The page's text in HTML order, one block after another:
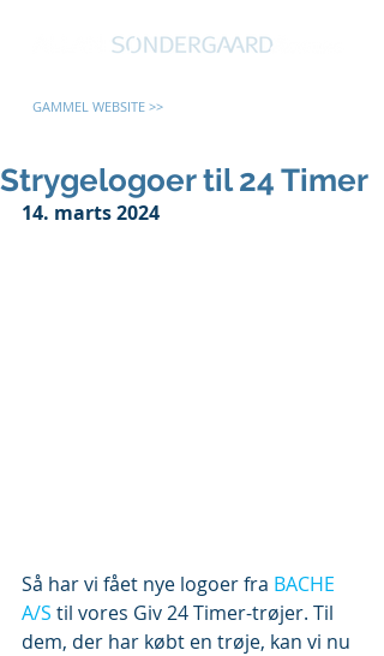
GAMMEL WEBSITE >>
Strygelogoer til 24 Timer
14. marts 2024
Så har vi fået nye logoer fra BACHE
A/S til vores Giv 24 Timer-trøjer. Til
dem, der har købt en trøje, kan vi nu